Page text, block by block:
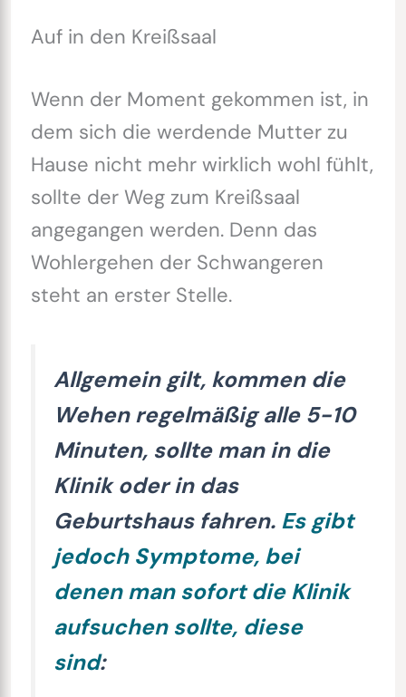
Auf in den Kreißsaal
Wenn der Moment gekommen ist, in
dem sich die werdende Mutter zu
Hause nicht mehr wirklich wohl fühlt,
sollte der Weg zum Kreißsaal
angegangen werden. Denn das
Wohlergehen der Schwangeren
steht an erster Stelle.
Allgemein gilt, kommen die
Wehen regelmäßig alle 5-10
Minuten, sollte man in die
Klinik oder in das
Geburtshaus fahren. Es gibt
jedoch Symptome, bei
denen man sofort die Klinik
aufsuchen sollte, diese
sind: